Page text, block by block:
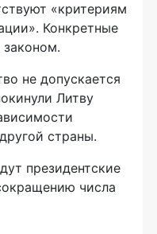
«критериям
Конкретные
не допускается
Литву
страны.
президентские
числа